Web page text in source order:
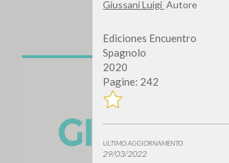
Giussani Luigi Autore
Ediciones Encuentro
Spagnolo
2020
Pagine: 242
ULTIMO AGGIORNAMENTO
29/03/2022